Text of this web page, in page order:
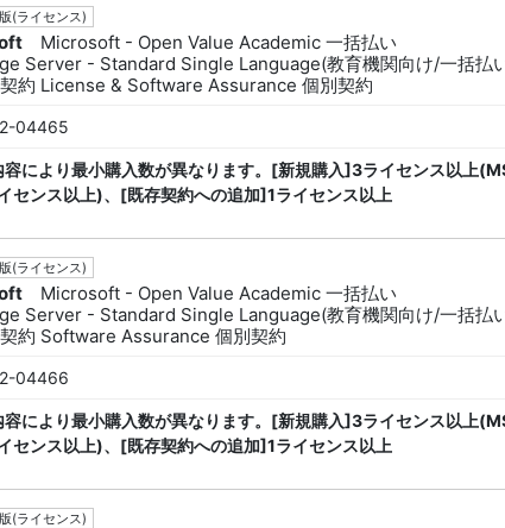
(ライセンス)
Microsoft - Open Value Academic 一括払い
Server - Standard Single Language(教育機関向け/一括払
約 License & Software Assurance 個別契約
04465
容により最小購入数が異なります。[新規購入]3ライセンス以上
センス以上)、[既存契約への追加]1ライセンス以上
(ライセンス)
Microsoft - Open Value Academic 一括払い
Server - Standard Single Language(教育機関向け/一括払
約 Software Assurance 個別契約
04466
容により最小購入数が異なります。[新規購入]3ライセンス以上
センス以上)、[既存契約への追加]1ライセンス以上
(ライセンス)